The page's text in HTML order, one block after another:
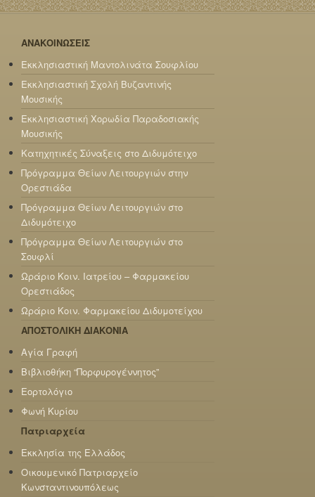
ΑΝΑΚΟΙΝΩΣΕΙΣ
Εκκλησιαστική Μαντολινάτα Σουφλίου
Εκκλησιαστική Σχολή Βυζαντινής
Μουσικής
Εκκλησιαστική Χορωδία Παραδοσιακής
Μουσικής
Κατηχητικές Σύναξεις στο Διδυμότειχο
Πρόγραμμα Θείων Λειτουργιών στην
Ορεστιάδα
Πρόγραμμα Θείων Λειτουργιών στο
Διδυμότειχο
Πρόγραμμα Θείων Λειτουργιών στο
Σουφλί
Ωράριο Κοιν. Ιατρείου – Φαρμακείου
Ορεστιάδος
Ωράριο Κοιν. Φαρμακείου Διδυμοτείχου
ΑΠΟΣΤΟΛΙΚΗ ΔΙΑΚΟΝΙΑ
Αγία Γραφή
Βιβλιοθήκη “Πορφυρογέννητος”
Εορτολόγιο
Φωνή Κυρίου
Πατριαρχεία
Εκκλησία της Ελλάδος
Οικουμενικό Πατριαρχείο
Κωνσταντινουπόλεως